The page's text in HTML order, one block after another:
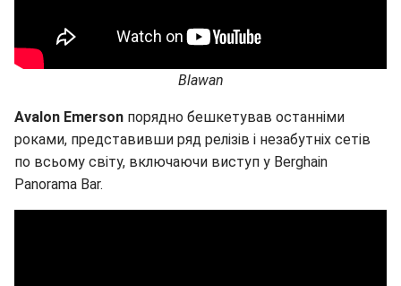
Blawan
Avalon Emerson порядно бешкетував останніми
роками, представивши ряд релізів і незабутніх сетів
по всьому світу, включаючи виступ у Berghain
Panorama Bar.